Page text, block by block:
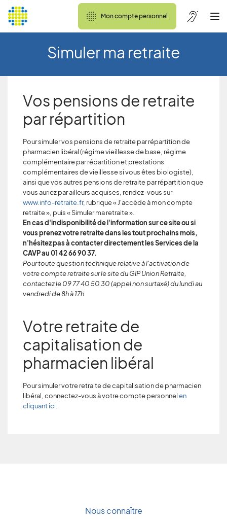
Mon compte personnel
Simuler ma retraite
Vos pensions de retraite
par répartition
Pour simuler vos pensions de retraite par répartition de
pharmacien libéral (régime vieillesse de base, régime
complémentaire par répartition et prestations
complémentaires de vieillesse si vous êtes biologiste),
ainsi que vos autres pensions de retraite par répartition que
vous auriez par ailleurs acquises, rendez-vous sur
www.info-retraite.fr, rubrique « J'accède à mon compte
retraite », puis « Simuler ma retraite ».
En cas d'indisponibilité de l'information sur ce site ou si
vous prenez votre retraite dans les tout prochains mois,
n'hésitez pas à contacter directement les Services de la
CAVP au 01 42 66 90 37.
Pour toute question technique relative à l'activation de
votre compte retraite sur le site du GIP Union Retraite,
contactez le 09 77 40 50 30 (appel non surtaxé) du lundi au
vendredi de 8h à 17h.
Votre retraite de
capitalisation de
pharmacien libéral
Pour simuler votre retraite de capitalisation de pharmacien
libéral, connectez-vous à votre compte personnelen
cliquant ici
Nous connaître